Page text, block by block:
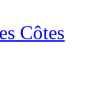
Côtes